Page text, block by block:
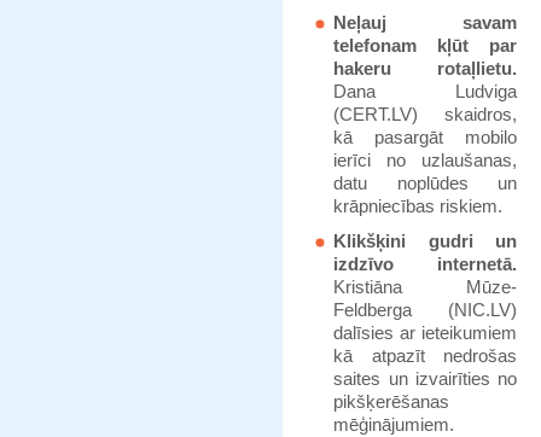
Neļauj savam
telefonam kļūt par
hakeru rotaļlietu.
Dana Ludviga
(CERT.LV) skaidros,
kā pasargāt mobilo
ierīci no uzlaušanas,
datu noplūdes un
krāpniecības riskiem.
Klikšķini gudri un
izdzīvo internetā.
Kristiāna Mūze-
Feldberga (NIC.LV)
dalīsies ar ieteikumiem
kā atpazīt nedrošas
saites un izvairīties no
pikšķerēšanas
mēģinājumiem.